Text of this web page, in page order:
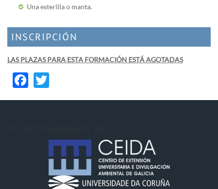
Una esterilla o manta.
INSCRIPCIÓN
LAS PLAZAS PARA ESTA FORMACIÓN ESTÁ AGOTADAS
Facebook